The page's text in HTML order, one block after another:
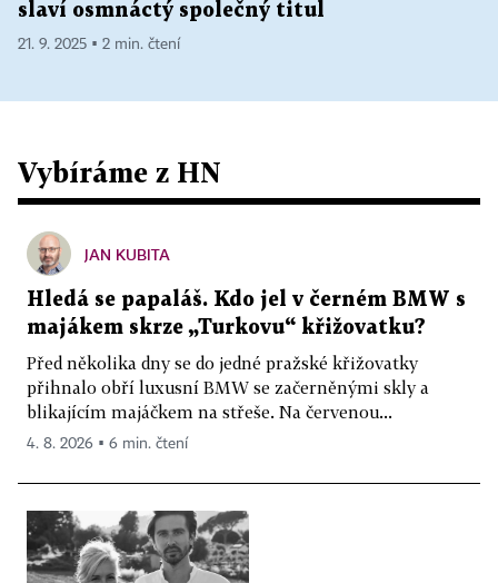
slaví osmnáctý společný titul
21. 9. 2025 ▪ 2 min. čtení
Vybíráme z HN
JAN KUBITA
Hledá se papaláš. Kdo jel v černém BMW s
majákem skrze „Turkovu“ křižovatku?
Před několika dny se do jedné pražské křižovatky
přihnalo obří luxusní BMW se začerněnými skly a
blikajícím majáčkem na střeše. Na červenou...
4. 8. 2026 ▪ 6 min. čtení